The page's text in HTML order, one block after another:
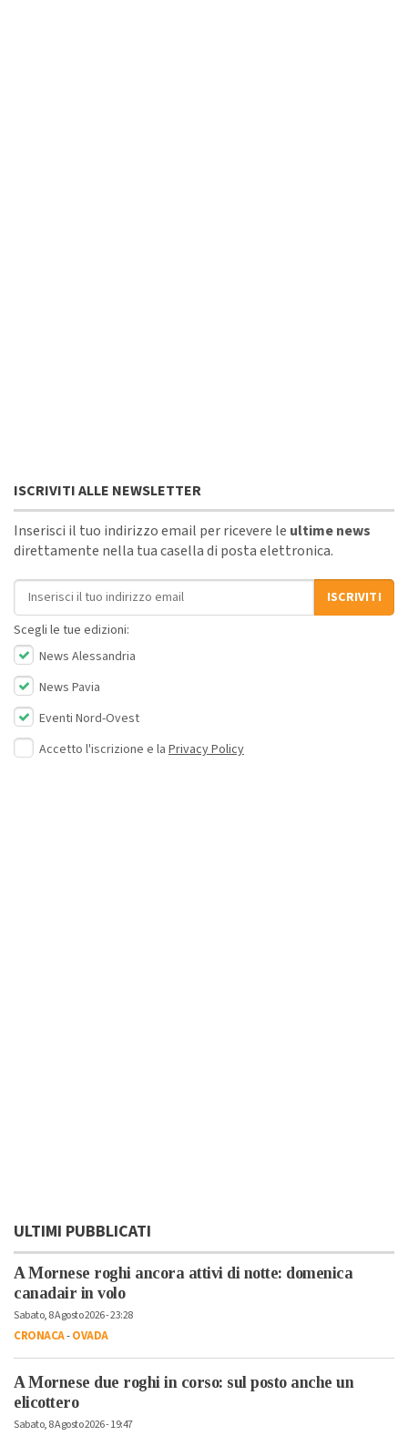
ISCRIVITI ALLE NEWSLETTER
Inserisci il tuo indirizzo email per ricevere le ultime news
direttamente nella tua casella di posta elettronica.
Indirizzo email
ISCRIVITI
Scegli le tue edizioni:
News Alessandria
News Pavia
Eventi Nord-Ovest
Accetto l'iscrizione e la Privacy Policy
ULTIMI PUBBLICATI
A Mornese roghi ancora attivi di notte: domenica
canadair in volo
Sabato, 8 Agosto 2026 - 23:28
CRONACA-OVADA
A Mornese due roghi in corso: sul posto anche un
elicottero
Sabato, 8 Agosto 2026 - 19:47